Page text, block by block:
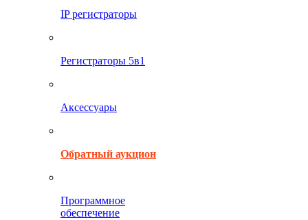
IP регистраторы
Регистраторы 5в1
Аксессуары
Обратный аукцион
Программное
обеспечение